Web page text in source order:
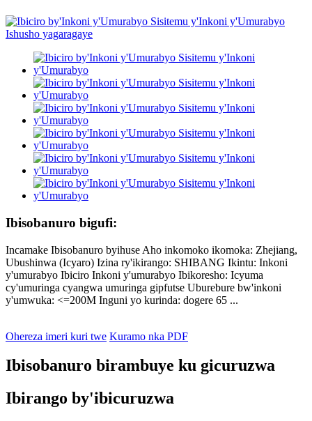
Ibisobanuro bigufi:
Incamake Ibisobanuro byihuse Aho inkomoko ikomoka: Zhejiang,
Ubushinwa (Icyaro) Izina ry'ikirango: SHIBANG Ikintu: Inkoni
y'umurabyo Ibiciro Inkoni y'umurabyo Ibikoresho: Icyuma
cy'umuringa cyangwa umuringa gipfutse Uburebure bw'inkoni
y'umwuka: <=200M Inguni yo kurinda: dogere 65 ...
Ohereza imeri kuri twe Kuramo nka PDF
Ibisobanuro birambuye ku gicuruzwa
Ibirango by'ibicuruzwa